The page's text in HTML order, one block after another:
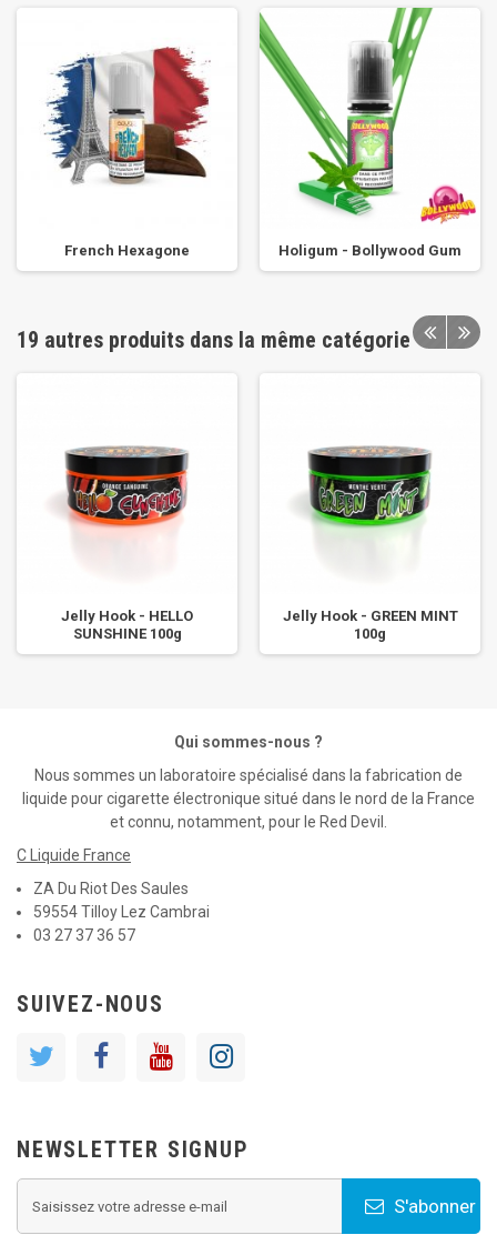
French Hexagone Holigum - Bollywood Gum
19 autres produits dans la même catégorie
Jelly Hook - HELLO
SUNSHINE 100g
Jelly Hook - GREEN MINT
100g
Qui sommes-nous ?
Nous sommes un laboratoire spécialisé dans la fabrication de
liquide pour cigarette électronique situé dans le nord de la France
et connu, notamment, pour le Red Devil.
C Liquide France
ZA Du Riot Des Saules
59554 Tilloy Lez Cambrai
03 27 37 36 57
SUIVEZ-NOUS
NEWSLETTER SIGNUP
S'abonner